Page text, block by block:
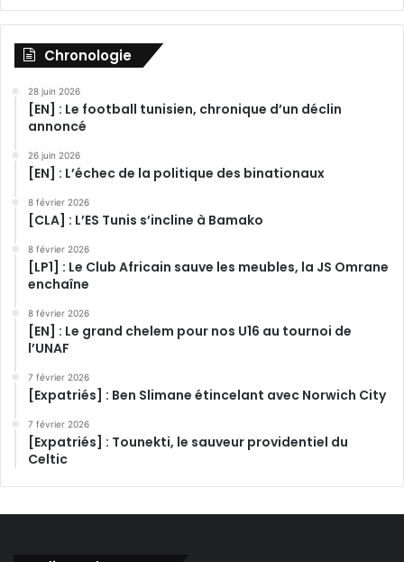
Chronologie
28 juin 2026
[EN] : Le football tunisien, chronique d’un déclin
annoncé
26 juin 2026
[EN] : L’échec de la politique des binationaux
8 février 2026
[CLA] : L’ES Tunis s’incline à Bamako
8 février 2026
[LP1] : Le Club Africain sauve les meubles, la JS Omrane
enchaîne
8 février 2026
[EN] : Le grand chelem pour nos U16 au tournoi de
l’UNAF
7 février 2026
[Expatriés] : Ben Slimane étincelant avec Norwich City
7 février 2026
[Expatriés] : Tounekti, le sauveur providentiel du
Celtic